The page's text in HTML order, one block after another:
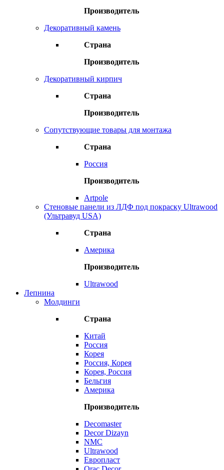
Производитель
Декоративный камень
Страна
Производитель
Декоративный кирпич
Страна
Производитель
Сопутствующие товары для монтажа
Страна
Россия
Производитель
Artpole
Стеновые панели из ЛДФ под покраску Ultrawood
(Ультравуд USA)
Страна
Америка
Производитель
Ultrawood
Лепнина
Молдинги
Страна
Китай
Россия
Корея
Россия, Корея
Корея, Россия
Бельгия
Америка
Производитель
Decomaster
Decor Dizayn
NMC
Ultrawood
Европласт